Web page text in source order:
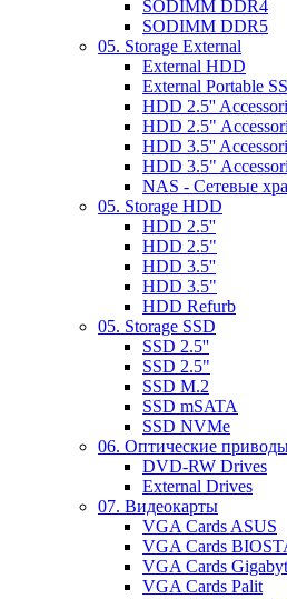
SODIMM DDR4
SODIMM DDR5
05. Storage External
External HDD
External Portable
HDD 2.5''
HDD 2.5"
HDD 3.5''
HDD 3.5"
NAS - Сетевые
05. Storage HDD
HDD 2.5''
HDD 2.5"
HDD 3.5''
HDD 3.5"
HDD Refurb
05. Storage SSD
SSD 2.5''
SSD 2.5"
SSD M.2
SSD mSATA
SSD NVMe
06. Оптические
DVD-RW Drives
External Drives
07. Видеокарты
VGA Cards ASUS
VGA Cards
VGA Cards
VGA Cards Palit